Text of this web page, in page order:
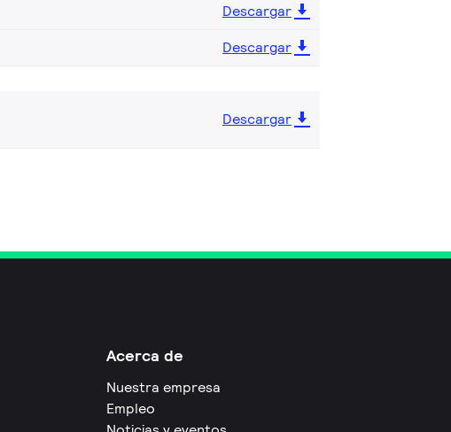
Descargar
Descargar
Descargar
Acerca de
Nuestra empresa
Empleo